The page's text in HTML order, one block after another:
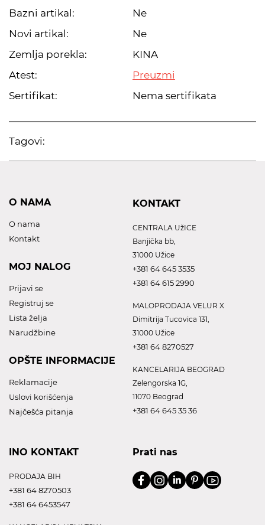
Bazni artikal:
Ne
Novi artikal:
Ne
Zemlja porekla:
KINA
Atest:
Preuzmi
Sertifikat:
Nema sertifikata
Tagovi:
O NAMA
O nama
Kontakt
MOJ NALOG
Prijavi se
Registruj se
Lista želja
Narudžbine
OPŠTE INFORMACIJE
Reklamacije
Uslovi korišćenja
Najčešća pitanja
KONTAKT
CENTRALA UžICE
Banjička bb,
31000 Užice
+381 64 645 3535
+381 64 615 2990
MALOPRODAJA VELUR X
Dimitrija Tucovica 131,
31000 Užice
+381 64 8270527
KANCELARIJA BEOGRAD
Zelengorska 1G,
11070 Beograd
+381 64 645 35 36
INO KONTAKT
PRODAJA BIH
+381 64 8270503
+381 64 6453547
Prati nas